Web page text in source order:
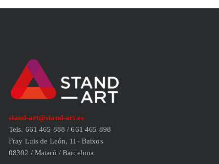
stand-art@stand-art.es
Tels. 661 465 888 / 661 465 898
Fray Luis de León, 11- Baixos
08302 / Mataró / Barcelona